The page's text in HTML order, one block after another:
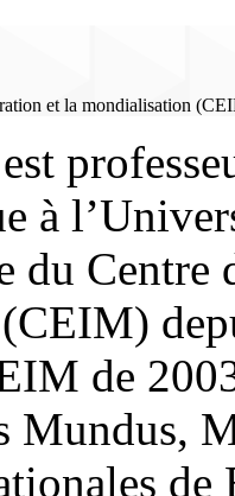
et la mondialisation
à
du Centre
de
Mundus,